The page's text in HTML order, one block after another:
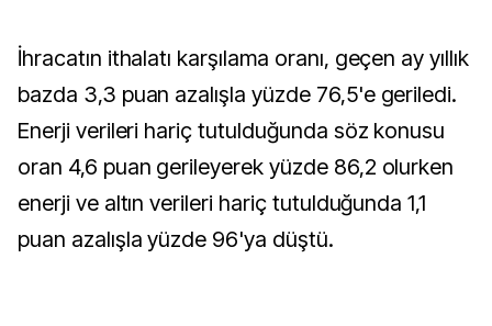
İhracatın ithalatı karşılama oranı, geçen ay yıllık
bazda 3,3 puan azalışla yüzde 76,5'e geriledi.
Enerji verileri hariç tutulduğunda söz konusu
oran 4,6 puan gerileyerek yüzde 86,2 olurken
enerji ve altın verileri hariç tutulduğunda 1,1
puan azalışla yüzde 96'ya düştü.